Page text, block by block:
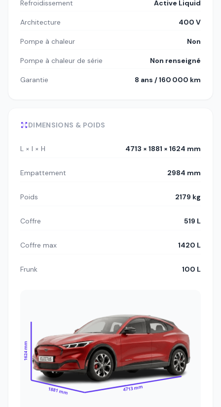
Refroidissement Active Liquid
Architecture 400 V
Pompe à chaleur Non
Pompe à chaleur de série Non renseigné
Garantie 8 ans / 160 000 km
DIMENSIONS & POIDS
L × l × H 4713 × 1881 × 1624 mm
Empattement 2984 mm
Poids 2179 kg
Coffre 519 L
Coffre max 1420 L
Frunk 100 L
1624 mm
1881 mm 4713 mm